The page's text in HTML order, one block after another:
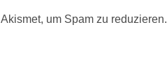
Kommentieren
um Spam zu reduzieren.